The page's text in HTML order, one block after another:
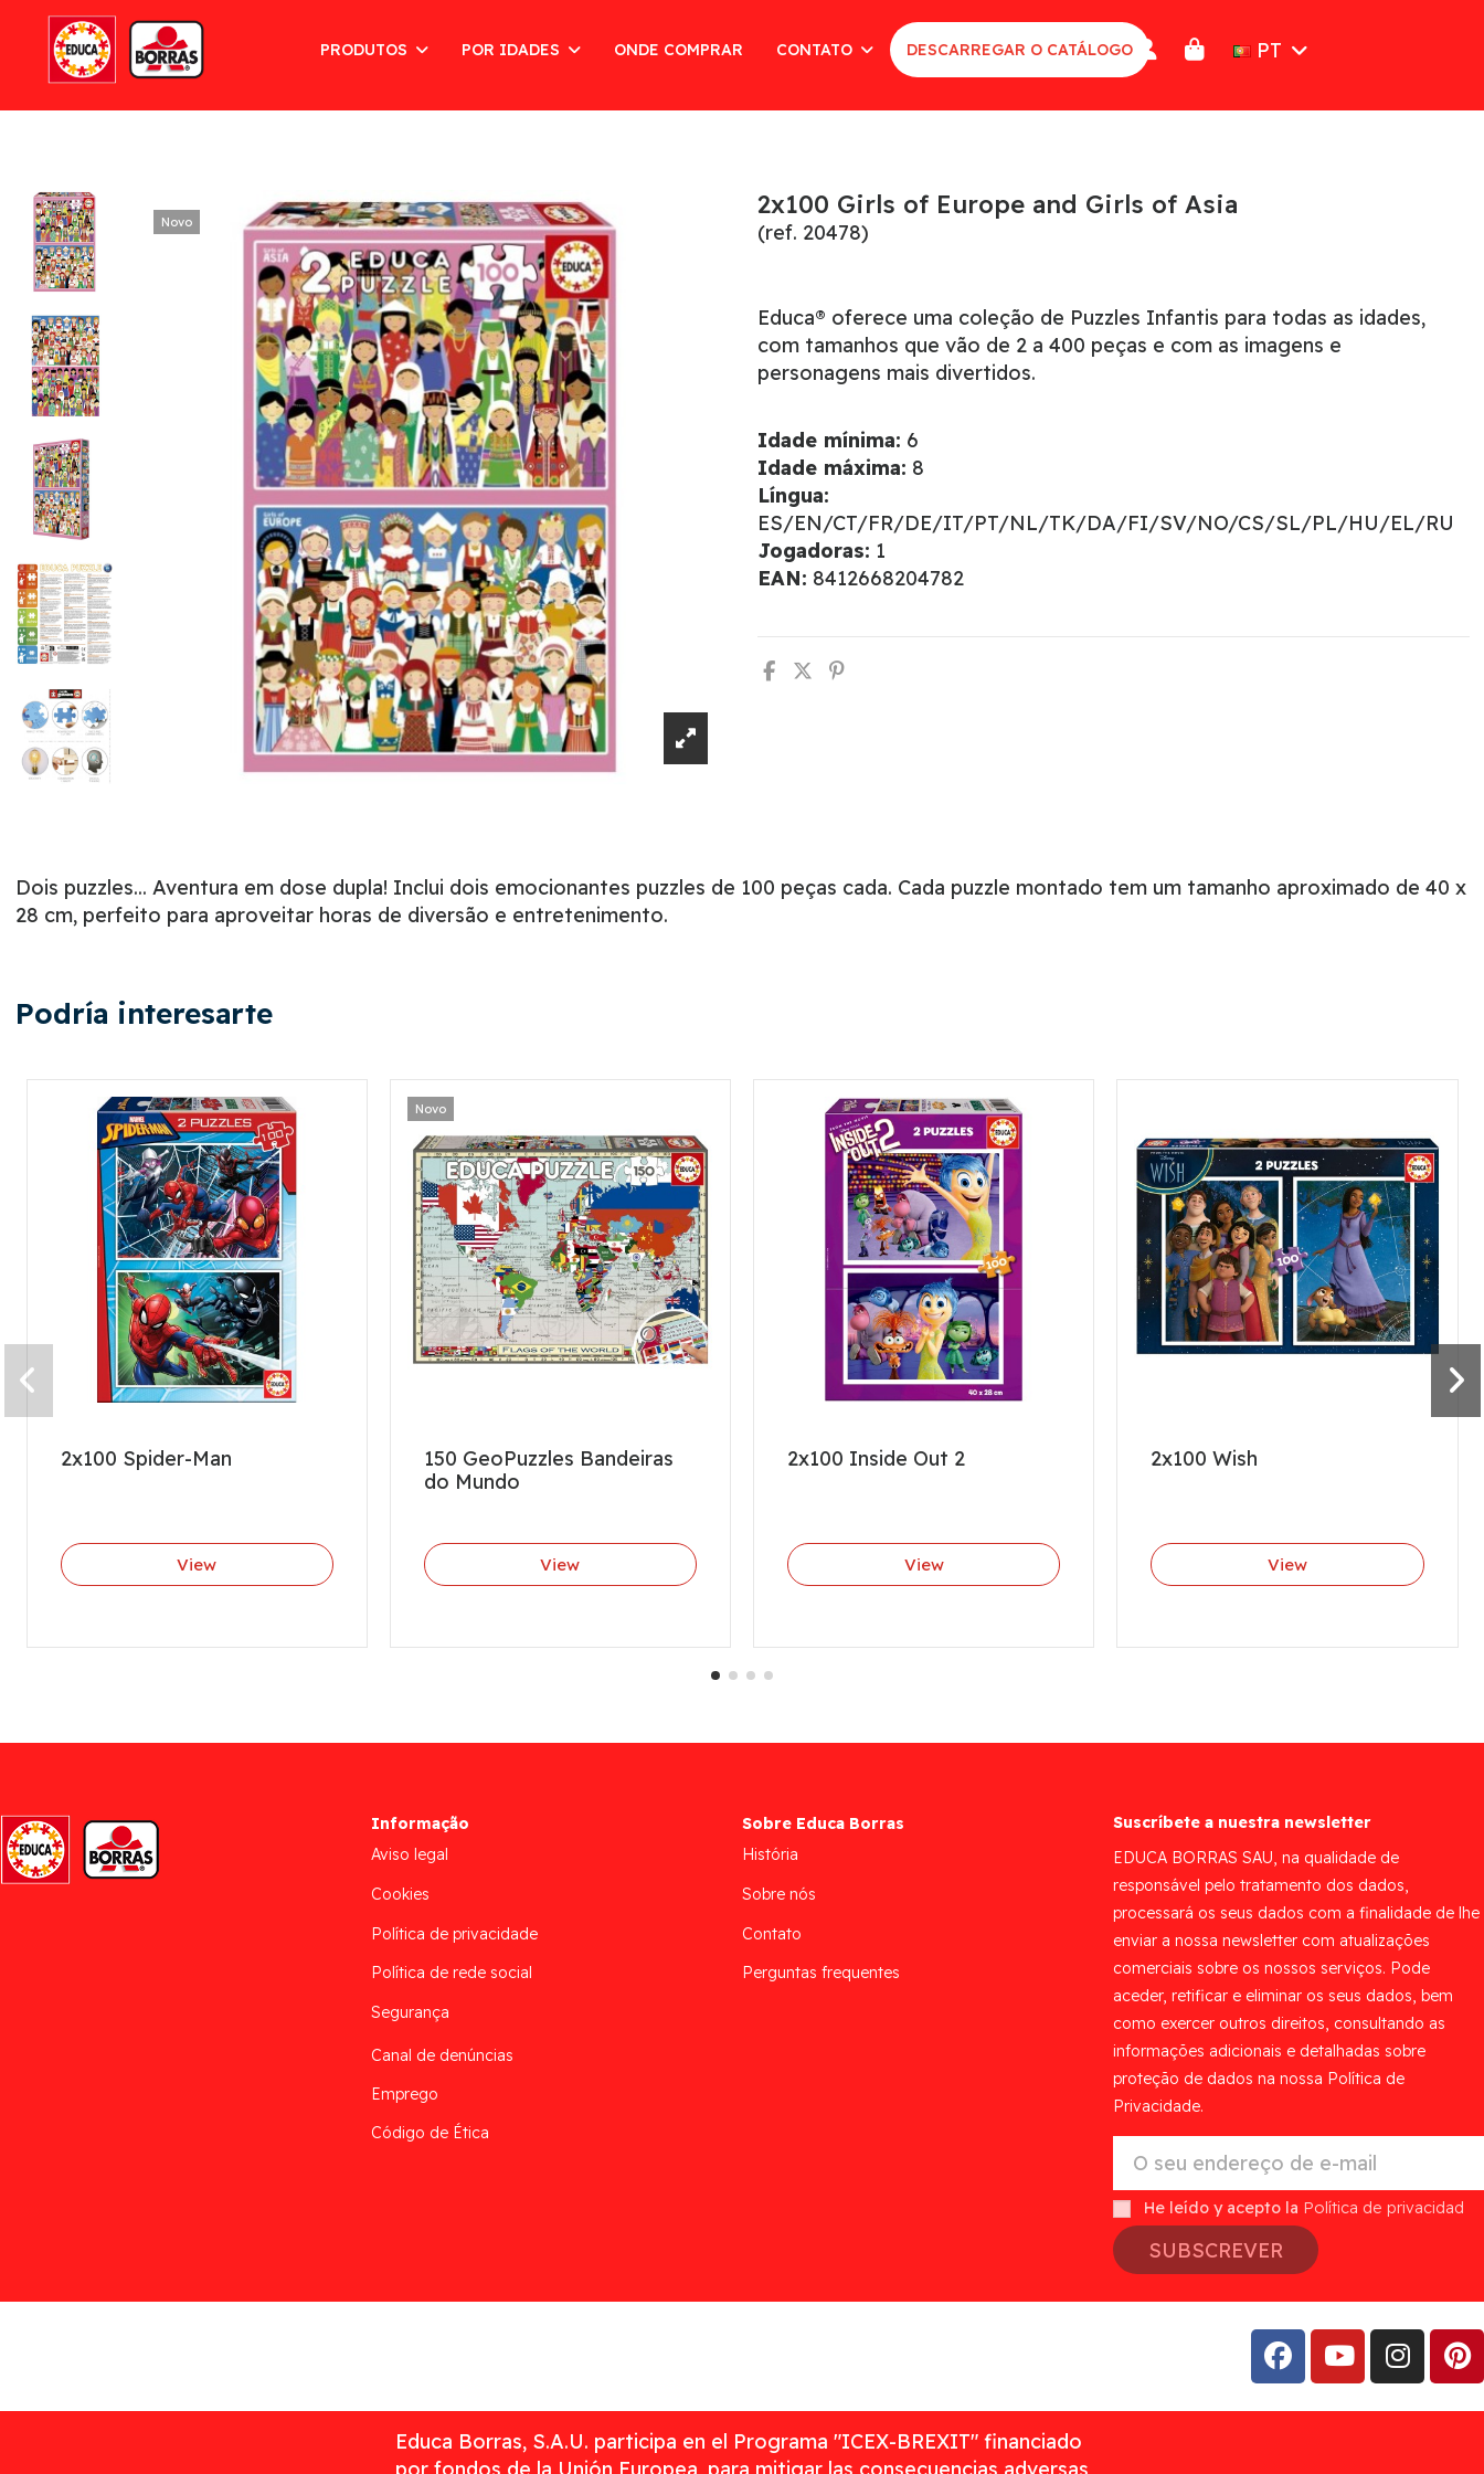
PRODUTOS POR IDADES ONDE COMPRAR CONTATO DESCARREGAR O CATÁLOGO PT
Novo
2x100 Girls of Europe and Girls of Asia
(ref. 20478)
Educa® oferece uma coleção de Puzzles Infantis para todas as idades,
com tamanhos que vão de 2 a 400 peças e com as imagens e
personagens mais divertidos.
Idade mínima: 6
Idade máxima: 8
Língua:
ES/EN/CT/FR/DE/IT/PT/NL/TK/DA/FI/SV/NO/CS/SL/PL/HU/EL/RU
Jogadoras: 1
EAN: 8412668204782
Dois puzzles... Aventura em dose dupla! Inclui dois emocionantes puzzles de 100 peças cada. Cada puzzle montado tem um tamanho aproximado de 40 x
28 cm, perfeito para aproveitar horas de diversão e entretenimento.
Podría interesarte
2x100 Spider-Man
View
Novo
150 GeoPuzzles Bandeiras
do Mundo
View
2x100 Inside Out 2
View
2x100 Wish
View
Informação
Aviso legal
Cookies
Política de privacidade
Política de rede social
Segurança
Canal de denúncias
Emprego
Código de Ética
Sobre Educa Borras
História
Sobre nós
Contato
Perguntas frequentes
Suscríbete a nuestra newsletter
EDUCA BORRAS SAU, na qualidade de
responsável pelo tratamento dos dados,
processará os seus dados com a finalidade de lhe
enviar a nossa newsletter com atualizações
comerciais sobre os nossos serviços. Pode
aceder, retificar e eliminar os seus dados, bem
como exercer outros direitos, consultando as
informações adicionais e detalhadas sobre
proteção de dados na nossa Política de
Privacidade.
He leído y acepto la Política de privacidad
SUBSCREVER
Educa Borras, S.A.U. participa en el Programa "ICEX-BREXIT" financiado